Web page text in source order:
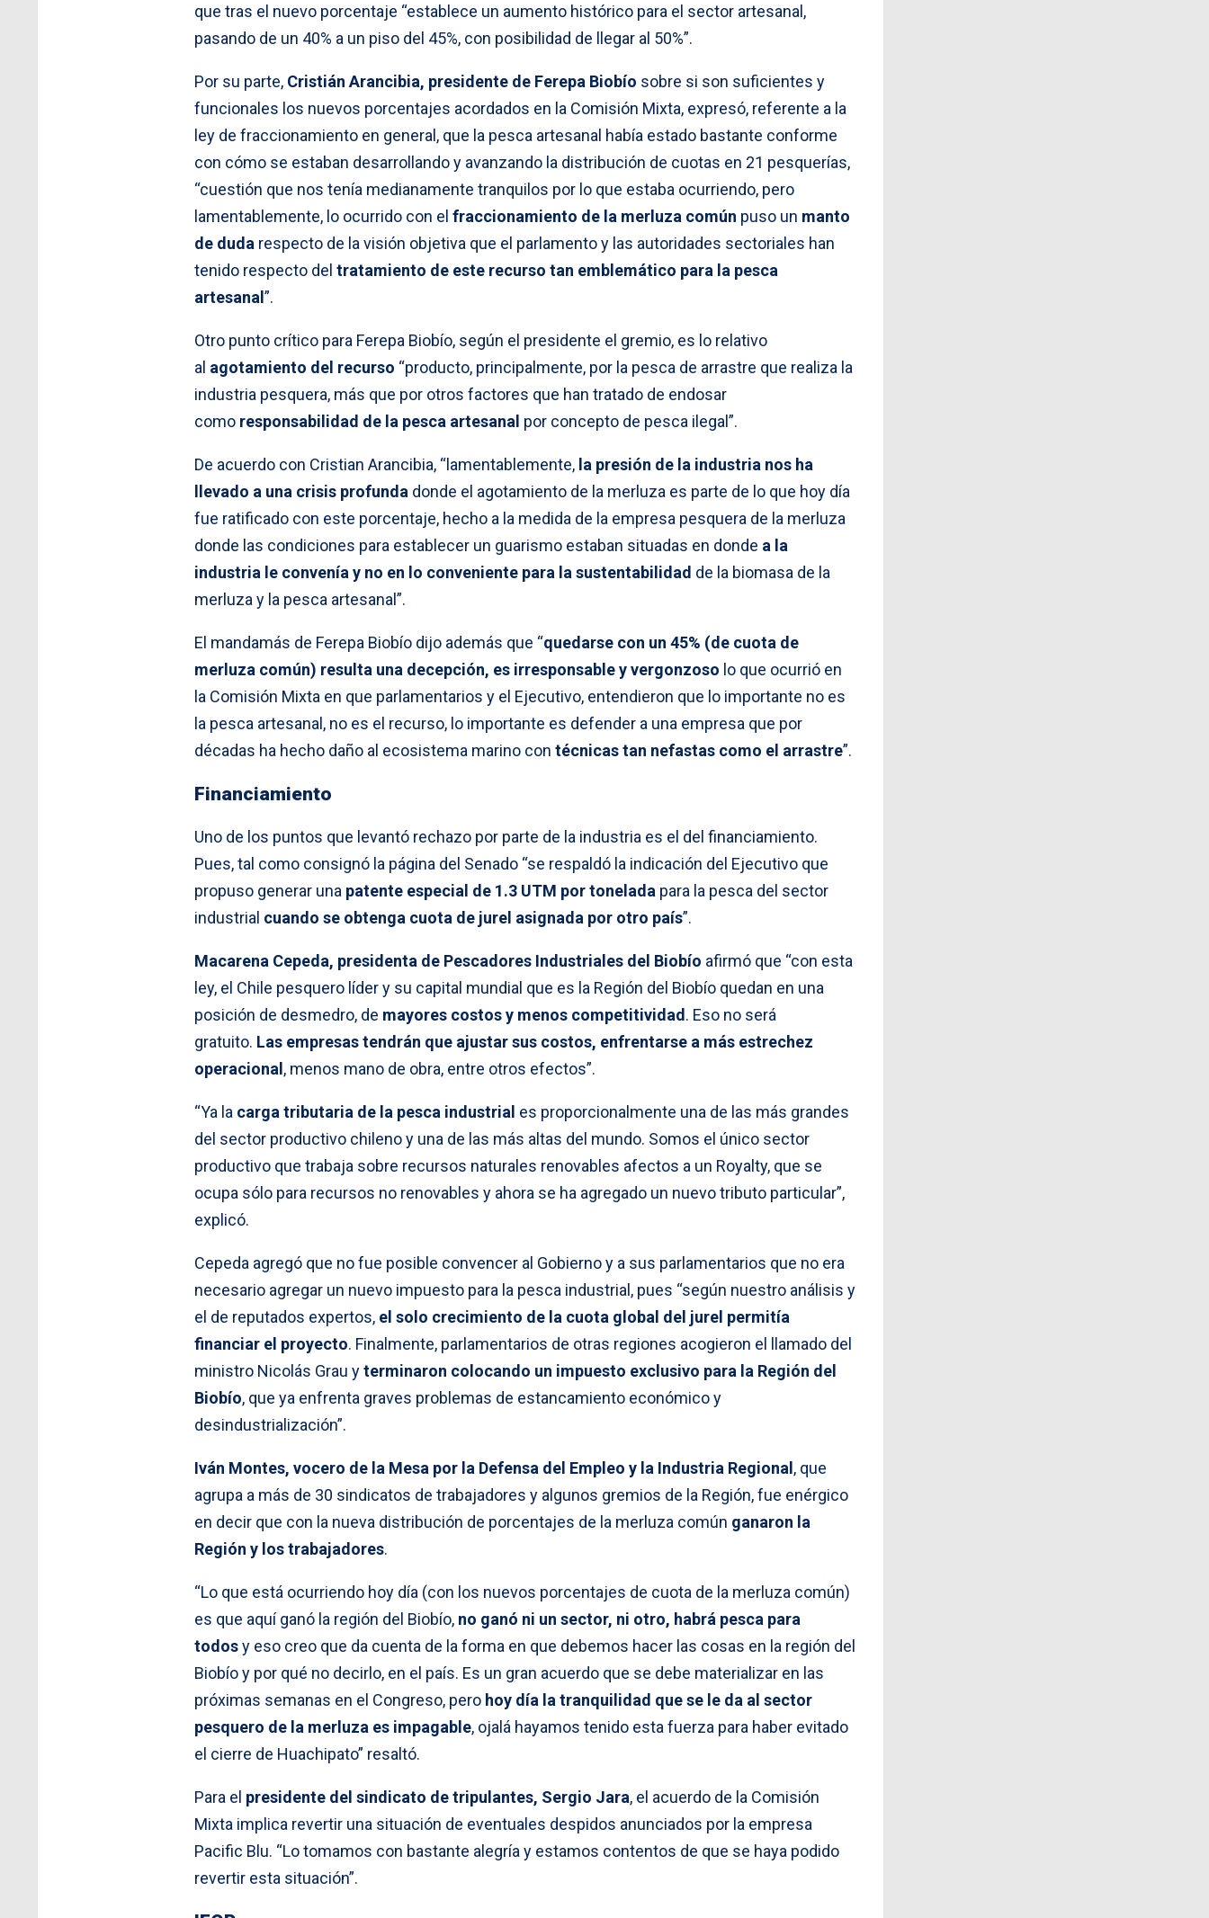
que tras el nuevo porcentaje “establece un aumento histórico para el sector artesanal,
pasando de un 40% a un piso del 45%, con posibilidad de llegar al 50%”.
Por su parte, Cristián Arancibia, presidente de Ferepa Biobío sobre si son suficientes y
funcionales los nuevos porcentajes acordados en la Comisión Mixta, expresó, referente a la
ley de fraccionamiento en general, que la pesca artesanal había estado bastante conforme
con cómo se estaban desarrollando y avanzando la distribución de cuotas en 21 pesquerías,
“cuestión que nos tenía medianamente tranquilos por lo que estaba ocurriendo, pero
lamentablemente, lo ocurrido con el fraccionamiento de la merluza común puso un manto
de duda respecto de la visión objetiva que el parlamento y las autoridades sectoriales han
tenido respecto del tratamiento de este recurso tan emblemático para la pesca
artesanal ”.
Otro punto crítico para Ferepa Biobío, según el presidente el gremio, es lo relativo
al agotamiento del recurso “producto, principalmente, por la pesca de arrastre que realiza la
industria pesquera, más que por otros factores que han tratado de endosar
como responsabilidad de la pesca artesanal por concepto de pesca ilegal”.
De acuerdo con Cristian Arancibia, “lamentablemente, la presión de la industria nos ha
llevado a una crisis profunda donde el agotamiento de la merluza es parte de lo que hoy día
fue ratificado con este porcentaje, hecho a la medida de la empresa pesquera de la merluza
donde las condiciones para establecer un guarismo estaban situadas en donde a la
industria le convenía y no en lo conveniente para la sustentabilidad de la biomasa de la
merluza y la pesca artesanal”.
El mandamás de Ferepa Biobío dijo además que “quedarse con un 45% (de cuota de
merluza común) resulta una decepción, es irresponsable y vergonzoso lo que ocurrió en
la Comisión Mixta en que parlamentarios y el Ejecutivo, entendieron que lo importante no es
la pesca artesanal, no es el recurso, lo importante es defender a una empresa que por
décadas ha hecho daño al ecosistema marino con técnicas tan nefastas como el arrastre”.
Financiamiento
Uno de los puntos que levantó rechazo por parte de la industria es el del financiamiento.
Pues, tal como consignó la página del Senado “se respaldó la indicación del Ejecutivo que
propuso generar una patente especial de 1.3 UTM por tonelada para la pesca del sector
industrial cuando se obtenga cuota de jurel asignada por otro país”.
Macarena Cepeda, presidenta de Pescadores Industriales del Biobío afirmó que “con esta
ley, el Chile pesquero líder y su capital mundial que es la Región del Biobío quedan en una
posición de desmedro, de mayores costos y menos competitividad . Eso no será
gratuito. Las empresas tendrán que ajustar sus costos, enfrentarse a más estrechez
operacional , menos mano de obra, entre otros efectos”.
“Ya la carga tributaria de la pesca industrial es proporcionalmente una de las más grandes
del sector productivo chileno y una de las más altas del mundo. Somos el único sector
productivo que trabaja sobre recursos naturales renovables afectos a un Royalty, que se
ocupa sólo para recursos no renovables y ahora se ha agregado un nuevo tributo particular”,
explicó.
Cepeda agregó que no fue posible convencer al Gobierno y a sus parlamentarios que no era
necesario agregar un nuevo impuesto para la pesca industrial, pues “según nuestro análisis y
el de reputados expertos, el solo crecimiento de la cuota global del jurel permitía
financiar el proyecto. Finalmente, parlamentarios de otras regiones acogieron el llamado del
ministro Nicolás Grau yterminaron colocando un impuesto exclusivo para la Región del
Biobío, que ya enfrenta graves problemas de estancamiento económico y
desindustrialización”.
Iván Montes, vocero de la Mesa por la Defensa del Empleo y la Industria Regional , que
agrupa a más de 30 sindicatos de trabajadores y algunos gremios de la Región, fue enérgico
en decir que con la nueva distribución de porcentajes de la merluza común ganaron la
Región y los trabajadores.
“Lo que está ocurriendo hoy día (con los nuevos porcentajes de cuota de la merluza común)
es que aquí ganó la región del Biobío, no ganó ni un sector, ni otro, habrá pesca para
todosy eso creo que da cuenta de la forma en que debemos hacer las cosas en la región del
Biobío y por qué no decirlo, en el país. Es un gran acuerdo que se debe materializar en las
próximas semanas en el Congreso, pero hoy día la tranquilidad que se le da al sector
pesquero de la merluza es impagable, ojalá hayamos tenido esta fuerza para haber evitado
el cierre de Huachipato” resaltó.
Para el presidente del sindicato de tripulantes, Sergio Jara, el acuerdo de la Comisión
Mixta implica revertir una situación de eventuales despidos anunciados por la empresa
Pacific Blu. “Lo tomamos con bastante alegría y estamos contentos de que se haya podido
revertir esta situación”.